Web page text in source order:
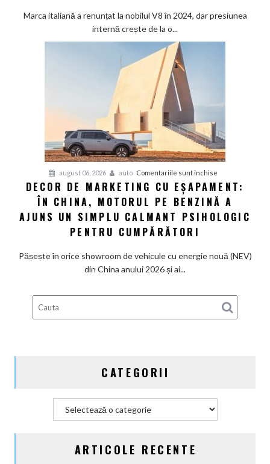
și
din
nou
după
și
pedală
de
ambreiaj
Marca italiană a renunțat la nobilul V8 în 2024, dar presiunea
internă crește de la o...
august 06, 2026 auto Comentariile sunt închise
Decor
de
marketing
benzină
a
pentru
DECOR DE MARKETING CU EȘAPAMENT:
ÎN CHINA, MOTORUL PE BENZINĂ A
AJUNS UN SIMPLU CALMANT PSIHOLOGIC
PENTRU CUMPĂRĂTORI
Pășește în orice showroom de vehicule cu energie nouă (NEV)
din China anului 2026 și ai...
CATEGORII
ARTICOLE RECENTE